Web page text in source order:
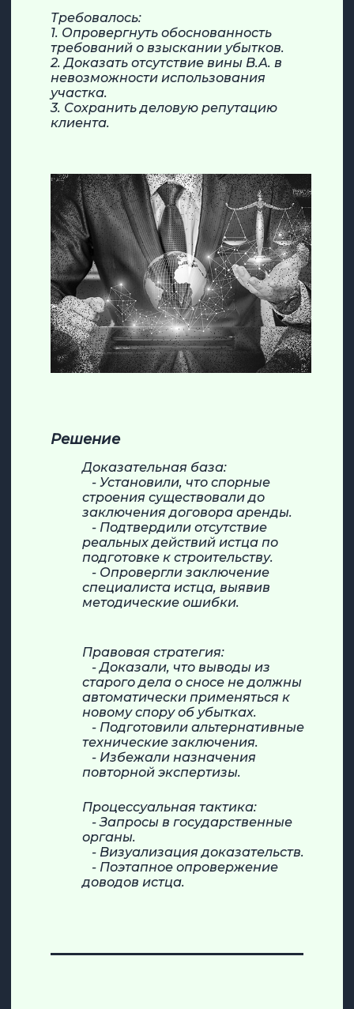
Требовалось:
1. Опровергнуть обоснованность
требований о взыскании убытков.
2. Доказать отсутствие вины В.А. в
невозможности использования
участка.
3. Сохранить деловую репутацию
клиента.
Решение
Доказательная база:
- Установили, что спорные
строения существовали до
заключения договора аренды.
- Подтвердили отсутствие
реальных действий истца по
подготовке к строительству.
- Опровергли заключение
специалиста истца, выявив
методические ошибки.
Правовая стратегия:
- Доказали, что выводы из
старого дела о сносе не должны
автоматически применяться к
новому спору об убытках.
- Подготовили альтернативные
технические заключения.
- Избежали назначения
повторной экспертизы.
Процессуальная тактика:
- Запросы в государственные
органы.
- Визуализация доказательств.
- Поэтапное опровержение
доводов истца.